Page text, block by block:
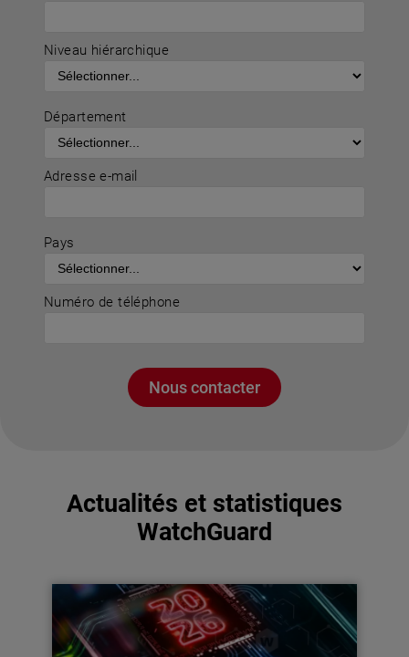
Niveau hiérarchique
Département
Adresse e-mail
Pays
Numéro de téléphone
Nous contacter
Actualités et statistiques
WatchGuard